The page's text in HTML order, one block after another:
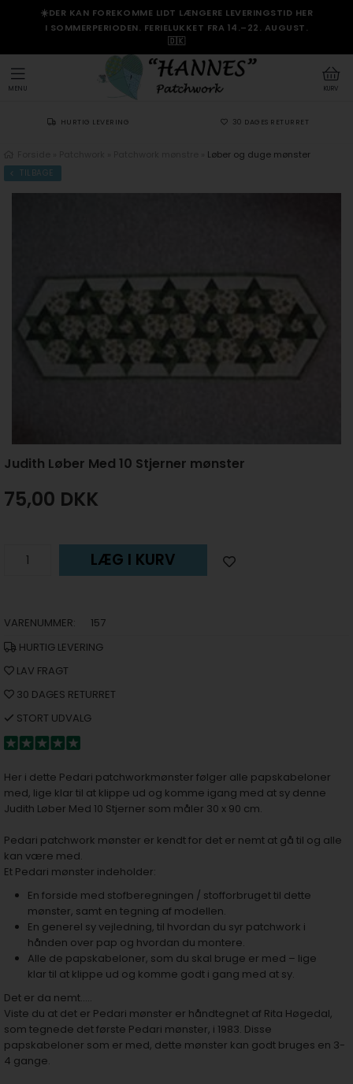
☀️DER KAN FOREKOMME LIDT LÆNGERE LEVERINGSTID HER
I SOMMERPERIODEN. FERIELUKKET FRA 14.–22. AUGUST.
🇩🇰
KURV
MENU
HURTIG LEVERING 30 DAGES RETURRET
Løber og duge mønster
TILBAGE
Judith Løber Med 10 Stjerner mønster
75,00 DKK
LÆG I KURV
VARENUMMER:
157
HURTIG LEVERING
LAV FRAGT
30 DAGES RETURRET
STORT UDVALG
Her i dette Pedari patchworkmønster følger alle papskabeloner
med, lige klar til at klippe ud og komme igang med at sy denne
Judith Løber Med 10 Stjerner som måler 30 x 90 cm.
Pedari patchwork mønster er kendt for det er nemt at gå til og alle
kan være med.
Et Pedari mønster indeholder:
En forside med stofberegningen / stofforbruget til dette
mønster, samt en tegning af modellen.
En generel sy vejledning, til hvordan du syr patchwork i
hånden over pap og hvordan du montere.
Alle de papskabeloner, som du skal bruge er med – lige
klar til at klippe ud og komme godt i gang med at sy.
Det er da nemt…..
Viste du at det er Pedari mønster er håndtegnet af Rita Høgedal,
som tegnede det første Pedari mønster, i 1983. Disse
papskabeloner som er med, dette mønster kan godt bruges en 3-
4 gange.